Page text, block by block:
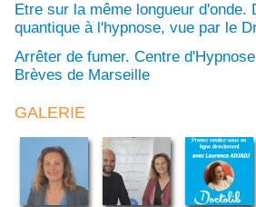
Etre sur la même longueur d'onde.
quantique à l'hypnose, vue par le
Arrêter de fumer. Centre
Brèves de Marseille
GALERIE